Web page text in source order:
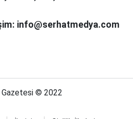
info@serhatmedya.com
Gazetesi © 2022